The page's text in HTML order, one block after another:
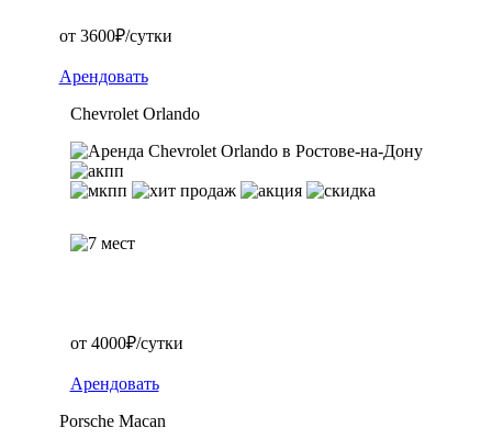
от 3600₽/сутки
Арендовать
Chevrolet Orlando
от 4000₽/сутки
Арендовать
Porsche Macan